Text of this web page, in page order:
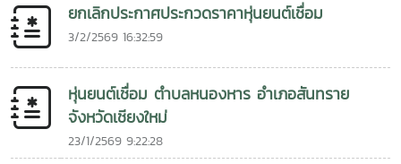
ยกเลิกประกาศประกวดราคาหุ่นยนต์เชื่อม
3/2/2569 16:32:59
หุ่นยนต์เชื่อม ตำบลหนองหาร อำเภอสันทราย
จังหวัดเชียงใหม่
23/1/2569 9:22:28